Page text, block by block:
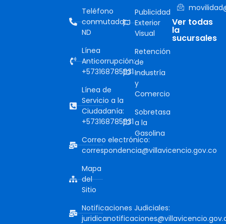
Teléfono
conmutador:
ND
Línea
Anticorrupción:
+573168785931
Línea de
Servicio a la
Ciudadanía:
+573168785931
Correo electrónico:
correspondencia@villavicencio.gov.co
Mapa
del
Sitio
Notificaciones Judiciales:
Publicidad
Exterior
Visual
Retención
de
Industría
y
Comercio
Sobretasa
a la
Gasolina
Ver todas
la
sucursales